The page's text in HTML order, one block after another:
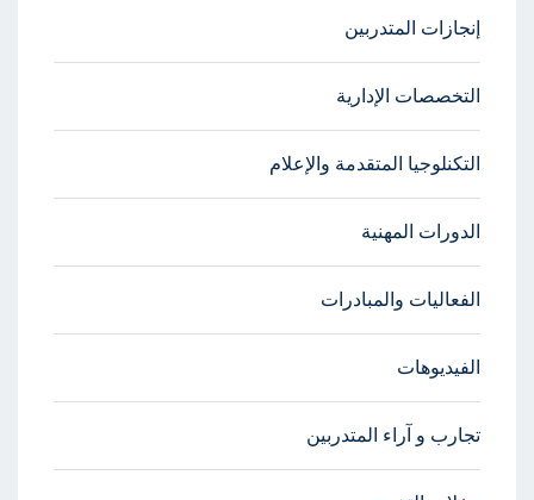
إنجازات المتدربين
التخصصات الإدارية
التكنلوجيا المتقدمة والإعلام
الدورات المهنية
الفعاليات والمبادرات
الفيديوهات
تجارب و آراء المتدربين